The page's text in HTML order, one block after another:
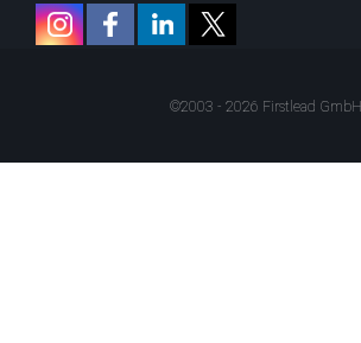
©2003 - 2026 Firstlead GmbH